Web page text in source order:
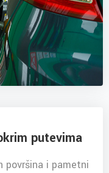
putevima
površina i pametni